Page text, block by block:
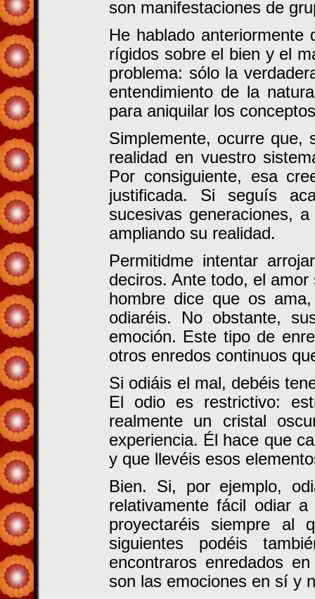
son manifestaciones de
He hablado
rígidos sobre el bien y el
problema: sólo la
entendimiento de la
para aniquilar los
Simplemente, ocurre que,
realidad en vuestro
Por consiguiente, esa
justificada. Si seguís
sucesivas generaciones,
ampliando su realidad.
Permitidme intentar
deciros. Ante todo, el
hombre dice que os
odiaréis. No obstante,
emoción. Este tipo de
otros enredos continuos
Si odiáis el mal, debéis
El odio es restrictivo:
realmente un cristal
experiencia. Él hace que
y que llevéis esos
Bien. Si, por ejemplo,
relativamente fácil odiar
proyectaréis siempre al
siguientes podéis
encontraros enredados
son las emociones en sí y